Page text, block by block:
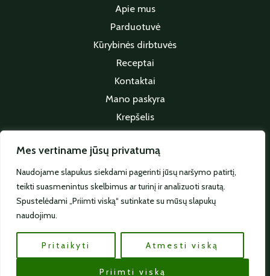
Mes vertiname jūsų privatumą
Naudojame slapukus siekdami pagerinti jūsų naršymo patirtį,
teikti suasmenintus skelbimus ar turinį ir analizuoti srautą.
Spustelėdami „Priimti viską“ sutinkate su mūsų slapukų
naudojimu.
Pritaikyti Atmesti viską
Priimti viską
Apie mus
Parduotuvė
Kūrybinės dirbtuvės
Receptai
Kontaktai
Mano paskyra
Krepšelis
Sekite mus
© 2026 Visos teisės saugomos | e-linaria.lt